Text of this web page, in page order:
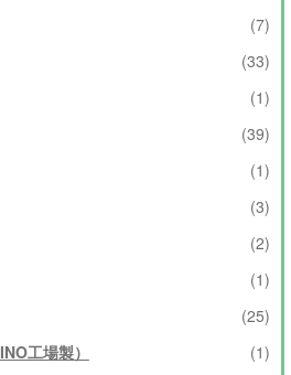
(7)
(33)
(1)
(39)
(1)
(3)
(2)
(1)
(25)
工場製）
(1)